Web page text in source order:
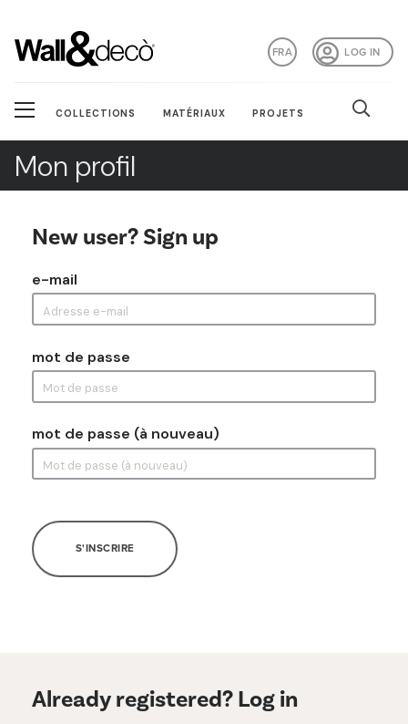
LOG IN
FRA
COLLECTIONS MATÉRIAUX PROJETS
Mon profil
New user? Sign up
e-mail
mot de passe
mot de passe (à nouveau)
S'INSCRIRE
Already registered? Log in